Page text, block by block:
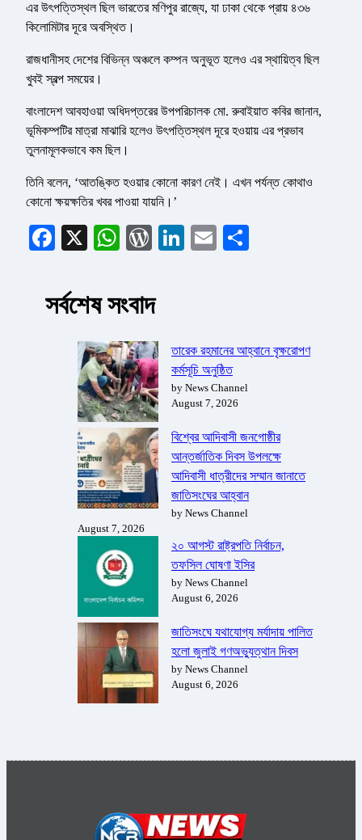
এর উৎপত্তিস্থল ছিল ভারতের মণিপুর রাজ্যে, যা ঢাকা থেকে প্রায় ৪৩৬
কিলোমিটার দূরে অবস্থিত।
রাজধানীসহ দেশের বিভিন্ন অঞ্চলে কম্পন অনুভূত হলেও এর স্থায়িত্ব ছিল
খুবই স্বল্প সময়ের।
বাংলাদেশ আবহাওয়া অধিদপ্তরের উপপরিচালক মো. রুবাইয়াত কবির জানান,
ভূমিকম্পটির মাত্রা মাঝারি হলেও উৎপত্তিস্থল দূরে হওয়ায় এর প্রভাব
তুলনামূলকভাবে কম ছিল।
তিনি বলেন, ‘আতঙ্কিত হওয়ার কোনো কারণ নেই। এখন পর্যন্ত কোথাও
কোনো ক্ষয়ক্ষতির খবর পাওয়া যায়নি।’
Facebook
X WhatsApp
WordPress
LinkedIn
Email
সর্বশেষ সংবাদ
তারেক রহমানের আহ্বানে বৃক্ষরোপণ
কর্মসূচি অনুষ্ঠিত
by News Channel
August 7, 2026
বিশ্বের আদিবাসী জনগোষ্ঠীর
আন্তর্জাতিক দিবস উপলক্ষে
আদিবাসী ধাত্রীদের সম্মান জানাতে
জাতিসংঘের আহ্বান
by News Channel
August 7, 2026
২০ আগস্ট রাষ্ট্রপতি নির্বাচন,
তফসিল ঘোষণা ইসির
by News Channel
August 6, 2026
জাতিসংঘে যথাযোগ্য মর্যাদায় পালিত
হলো জুলাই গণঅভ্যুত্থান দিবস
by News Channel
August 6, 2026